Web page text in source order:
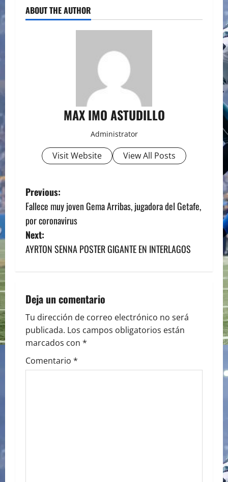
ABOUT THE AUTHOR
MAX IMO ASTUDILLO
Administrator
Visit Website View All Posts
P
o
s
t
a
v
i
g
Previous:
Fallece muy joven Gema Arribas, jugadora del Getafe,
por coronavirus
Next:
AYRTON SENNA POSTER GIGANTE EN INTERLAGOS
Deja un comentario
Tu dirección de correo electrónico no será
publicada. Los campos obligatorios están
marcados con *
Comentario *